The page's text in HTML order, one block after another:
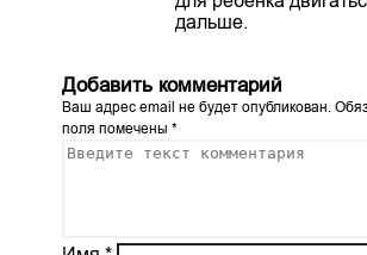
дальше.
Добавить комментарий
Ваш адрес email не будет опубликован.
поля помечены *